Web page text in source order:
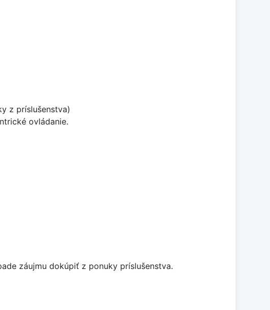
z príslušenstva)
ovládanie.
záujmu dokúpiť z ponuky príslušenstva.